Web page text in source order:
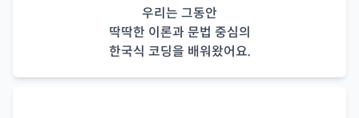
우리는 그동안
딱딱한 이론과 문법 중심의
한국식 코딩을 배워왔어요.